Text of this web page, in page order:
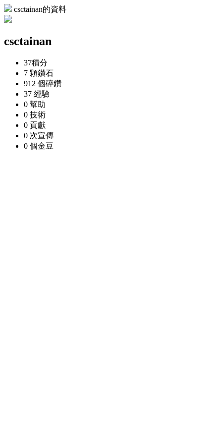
csctainan的資料
csctainan
37積分
7 顆鑽石
912 個碎鑽
37 經驗
0 幫助
0 技術
0 貢獻
0 次宣傳
0 個金豆